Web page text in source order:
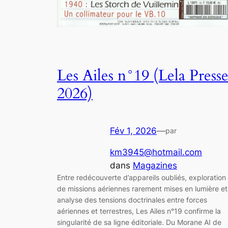
Les Ailes n°19 (Lela
2026)
Fév 1, 2026—par
km3945@hotmail.com
dans Magazines
Entre redécouverte d’appareils oubliés, exploration
de missions aériennes rarement mises en lumière et
analyse des tensions doctrinales entre forces
aériennes et terrestres, Les Ailes n°19 confirme la
singularité de sa ligne éditoriale. Du Morane AI de